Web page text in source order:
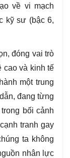
về vi mạch
kỹ sư (bậc 6,
đóng vai trò
cao và kinh tế
một trung
đang từng
bối cảnh
tranh gay
ta không
nhân lực